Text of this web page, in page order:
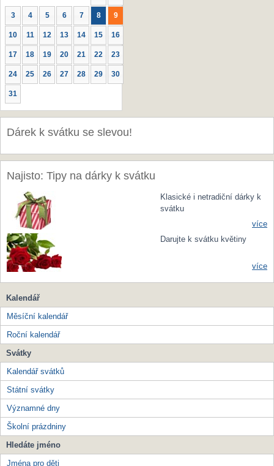
3 4 5 6 7 8 9
10 11 12 13 14 15 16
17 18 19 20 21 22 23
24 25 26 27 28 29 30
31
Dárek k svátku se slevou!
Najisto: Tipy na dárky k svátku
Klasické i netradiční dárky k
svátku
více
Darujte k svátku květiny
více
Kalendář
Měsíční kalendář
Roční kalendář
Svátky
Kalendář svátků
Státní svátky
Významné dny
Školní prázdniny
Hledáte jméno
Jména pro děti